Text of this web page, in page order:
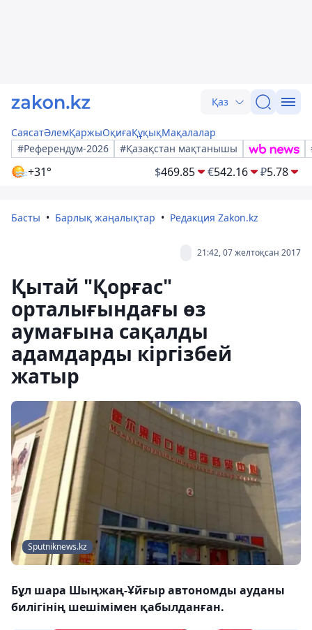
Қаз
СаясатӘлемҚаржыОқиғаҚұқықМақалалар
#Референдум-2026
#Қазақстан мақтанышы
+31° $469.85 €542.16 ₽5.78
Басты Барлық жаңалықтар Редакция Zakon.kz
21:42, 07 желтоқсан 2017
Қытай "Қорғас"
орталығындағы өз
аумағына сақалды
адамдарды кіргізбей
жатыр
Sputniknews.kz
Бұл шара Шыңжаң-Ұйғыр автономды ауданы
билігінің шешімімен қабылданған.